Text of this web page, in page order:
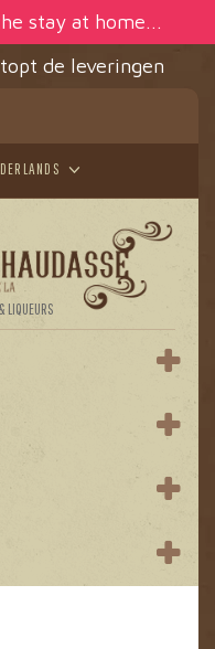
stay at home...
de leveringen
LIQUEURS